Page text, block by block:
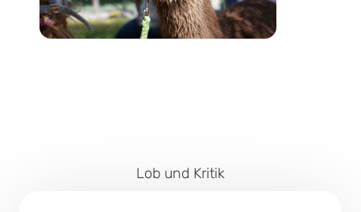
Lob und Kritik